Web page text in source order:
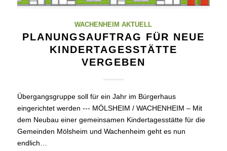
WACHENHEIM AKTUELL
PLANUNGSAUFTRAG FÜR NEUE
KINDERTAGESSTÄTTE
VERGEBEN
Übergangsgruppe soll für ein Jahr im Bürgerhaus
eingerichtet werden --- MÖLSHEIM / WACHENHEIM – Mit
dem Neubau einer gemeinsamen Kindertagesstätte für die
Gemeinden Mölsheim und Wachenheim geht es nun
endlich…